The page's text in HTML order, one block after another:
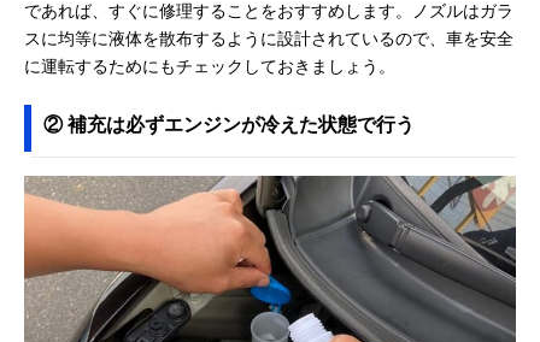
であれば、すぐに修理することをおすすめします。ノズルはガラ
スに均等に液体を散布するように設計されているので、車を安全
に運転するためにもチェックしておきましょう。
② 補充は必ずエンジンが冷えた状態で行う